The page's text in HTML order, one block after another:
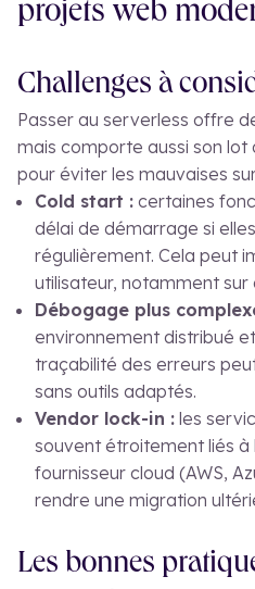
projets web
Challenges à
Passer au serverless offre
mais comporte aussi son lot
pour éviter les mauvaises
Cold start : certaines
délai de démarrage si
régulièrement. Cela peut
utilisateur, notamment sur
Débogage plus
environnement distribué
traçabilité des erreurs
sans outils adaptés.
Vendor lock-in : les
souvent étroitement liés à
fournisseur cloud (AWS,
rendre une migration
Les bonnes